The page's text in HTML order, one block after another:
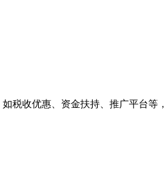
税收优惠、资金扶持、推广平台等